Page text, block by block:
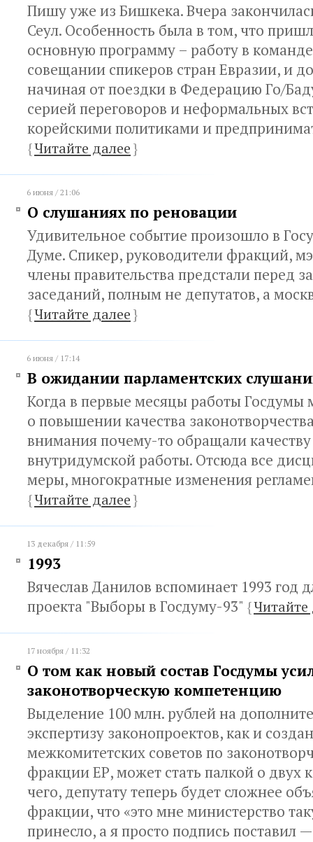
Пишу уже из Бишкека. Вчера
Сеул. Особенность была в том, что
основную программу – работу в
совещании спикеров стран Евразии, и
начиная от поездки в Федерацию Го/
серией переговоров и неформальных
корейскими политиками и
{Читайте далее}
6 июня / 21:06
О слушаниях по реновации
Удивительное событие произошло в
Думе. Спикер, руководители фракций,
члены правительства предстали перед
заседаний, полным не депутатов, а
{Читайте далее}
6 июня / 17:14
В ожидании парламентских
Когда в первые месяцы работы Госдумы
о повышении качества
внимания почему-то обращали
внутридумской работы. Отсюда все
меры, многократные изменения
{Читайте далее}
13 декабря / 11:59
1993
Вячеслав Данилов вспоминает 1993 год
проекта "Выборы в Госдуму-93" {Читайте
17 ноября / 11:32
О том как новый состав Госдумы
законотворческую компетенцию
Выделение 100 млн. рублей на
экспертизу законопроектов, как и
межкомитетских советов по
фракции ЕР, может стать палкой о двух
чего, депутату теперь будет сложнее
фракции, что «это мне министерство
принесло, а я просто подпись поставил